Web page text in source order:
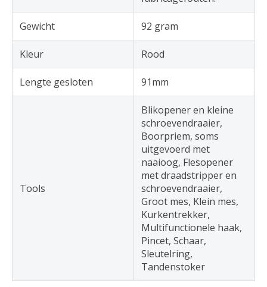
Gewicht 92 gram
Kleur Rood
Lengte gesloten 91mm
Tools
Blikopener en kleine
schroevendraaier,
Boorpriem, soms
uitgevoerd met
naaioog, Flesopener
met draadstripper en
schroevendraaier,
Groot mes, Klein mes,
Kurkentrekker,
Multifunctionele haak,
Pincet, Schaar,
Sleutelring,
Tandenstoker